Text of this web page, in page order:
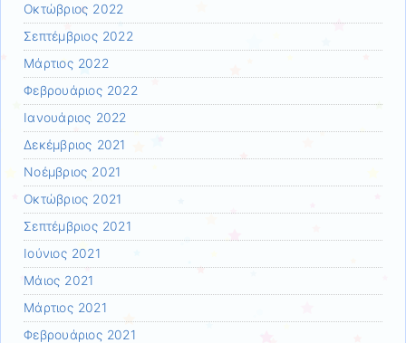
Οκτώβριος 2022
Σεπτέμβριος 2022
Μάρτιος 2022
Φεβρουάριος 2022
Ιανουάριος 2022
Δεκέμβριος 2021
Νοέμβριος 2021
Οκτώβριος 2021
Σεπτέμβριος 2021
Ιούνιος 2021
Μάιος 2021
Μάρτιος 2021
Φεβρουάριος 2021